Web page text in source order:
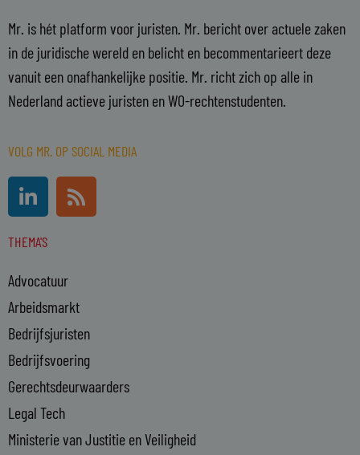
Mr. is hét platform voor juristen. Mr. bericht over actuele zaken
in de juridische wereld en belicht en becommentarieert deze
vanuit een onafhankelijke positie. Mr. richt zich op alle in
Nederland actieve juristen en WO-rechtenstudenten.
VOLG MR. OP SOCIAL MEDIA
L
i
n
k
d
i
n
-
i
n
R
s
s
THEMA'S
Advocatuur
Arbeidsmarkt
Bedrijfsjuristen
Bedrijfsvoering
Gerechtsdeurwaarders
Legal Tech
Ministerie van Justitie en Veiligheid